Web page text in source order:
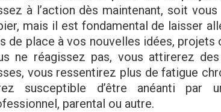
à l’action dès maintenant, soit
mais il est fondamental de laisser
de place à vos nouvelles idées, projets
ne réagissez pas, vous attirerez
vous ressentirez plus de fatigue
susceptible d’être anéanti par
parental ou autre.